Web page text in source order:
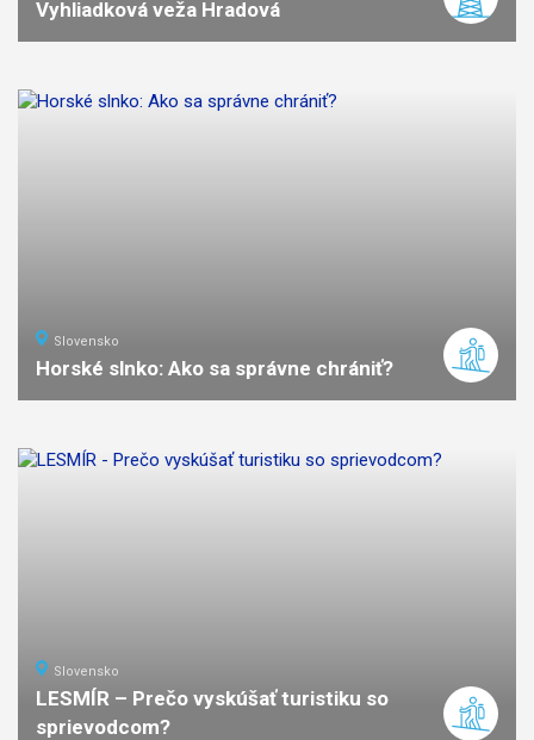
Vyhliadková veža Hradová
Slovensko
Horské slnko: Ako sa správne chrániť?
Slovensko
LESMÍR – Prečo vyskúšať turistiku so
sprievodcom?